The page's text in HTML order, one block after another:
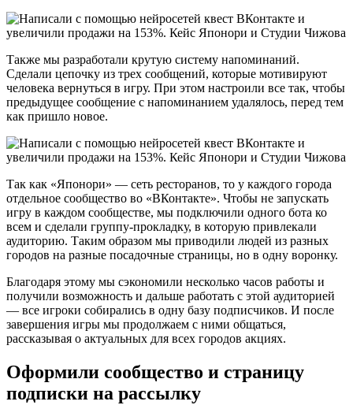
Также мы разработали крутую систему напоминаний.
Сделали цепочку из трех сообщений, которые мотивируют
человека вернуться в игру. При этом настроили все так, чтобы
предыдущее сообщение с напоминанием удалялось, перед тем
как пришло новое.
Так как «Японори» — сеть ресторанов, то у каждого города
отдельное сообщество во «ВКонтакте». Чтобы не запускать
игру в каждом сообществе, мы подключили одного бота ко
всем и сделали группу-прокладку, в которую привлекали
аудиторию. Таким образом мы приводили людей из разных
городов на разные посадочные страницы, но в одну воронку.
Благодаря этому мы сэкономили несколько часов работы и
получили возможность и дальше работать с этой аудиторией
— все игроки собирались в одну базу подписчиков. И после
завершения игры мы продолжаем с ними общаться,
рассказывая о актуальных для всех городов акциях.
Оформили сообщество и страницу
подписки на рассылку